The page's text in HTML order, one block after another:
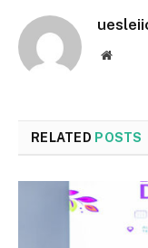
Website
RELATED POSTS